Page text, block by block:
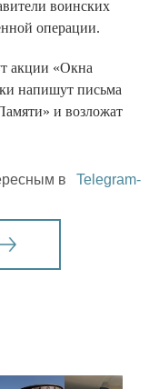
воинских
операции.
акции «Окна
напишут письма
и возложат
в
Telegram-